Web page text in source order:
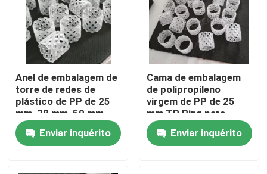
Para casa
Produtos
Vídeos
Anel de embalagem de
torre de redes de
plástico de PP de 25
mm, 38 mm, 50 mm
para unidade de ureia
na indústria de
fertilizantes
Enviar inquérito
Cama de embalagem
de polipropileno
virgem de PP de 25
mm TP Ring para
planta de ureia
Enviar inquérito